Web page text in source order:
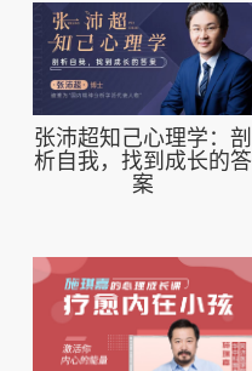
张沛超知己心理学：剖
析自我，找到成长的答
案